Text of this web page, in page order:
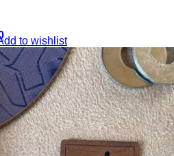
keine Produkte im Warenkorb.
to wishlist